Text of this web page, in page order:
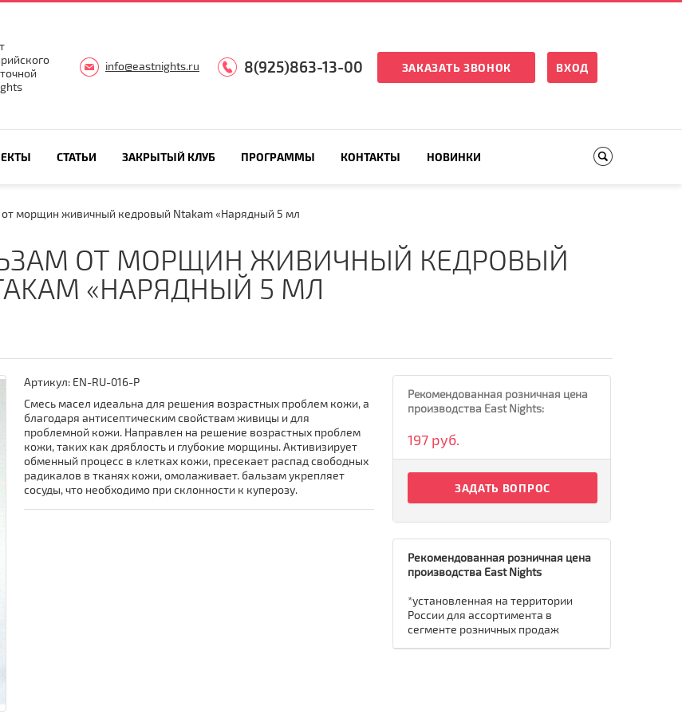
info@eastnights.ru 8(925)863-13-00 ЗАКАЗАТЬ ЗВОНОК ВХОД
СТАТЬИ ЗАКРЫТЫЙ КЛУБ ПРОГРАММЫ КОНТАКТЫ НОВИНКИ
морщин живичный кедровый Ntakam «Нарядный 5 мл
ОТ МОРЩИН ЖИВИЧНЫЙ КЕДРОВЫЙ
«НАРЯДНЫЙ 5 МЛ
Артикул: EN-RU-016-P
Смесь масел идеальна для решения возрастных проблем кожи, а
благодаря антисептическим свойствам живицы и для
проблемной кожи. Направлен на решение возрастных проблем
кожи, таких как дряблость и глубокие морщины. Активизирует
обменный процесс в клетках кожи, пресекает распад свободных
радикалов в тканях кожи, омолаживает. бальзам укрепляет
сосуды, что необходимо при склонности к куперозу.
Рекомендованная розничная цена
производства East Nights:
197 руб.
ЗАДАТЬ ВОПРОС
Рекомендованная розничная цена
производства East Nights
*установленная на территории
России для ассортимента в
сегменте розничных продаж